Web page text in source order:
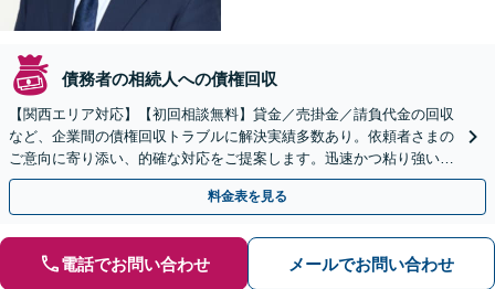
債務者の相続人への債権回収
【関西エリア対応】【初回相談無料】貸金／売掛金／請負代金の回収
など、企業間の債権回収トラブルに解決実績多数あり。依頼者さまの
ご意向に寄り添い、的確な対応をご提案します。迅速かつ粘り強い交
渉で、少しでも回収できるよう尽力します【土日祝対応可】
料金表を見る
電話でお問い合わせ メールでお問い合わせ